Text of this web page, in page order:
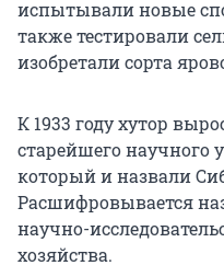
испытывали новые
также тестировали
изобретали сорта
К 1933 году хутор
старейшего научного
который и назвали
Расшифровывается
научно-
хозяйства.